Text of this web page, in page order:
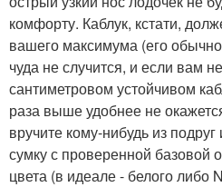
комфорту. Каблук, кстати,
вашего максимума (его
чуда не случится, и если вам
сантиметровом устойчивом
раза выше удобнее не
вручите кому-нибудь из
сумку с проверенной базовой
цвета (в идеале - белого либо